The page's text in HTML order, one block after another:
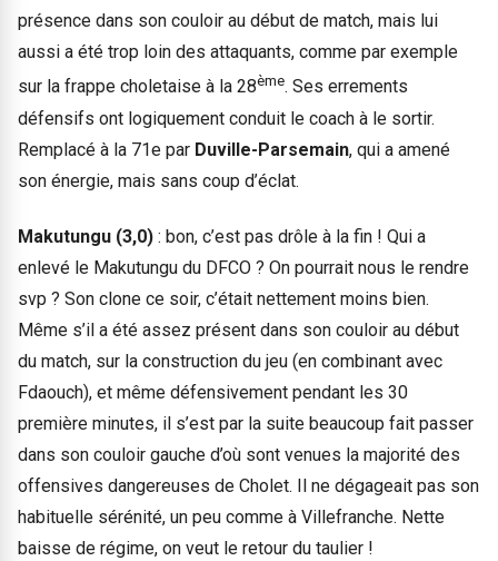
présence dans son couloir au début de match, mais lui
aussi a été trop loin des attaquants, comme par exemple
sur la frappe choletaise à la 28ème. Ses errements
défensifs ont logiquement conduit le coach à le sortir.
Remplacé à la 71e par Duville-Parsemain, qui a amené
son énergie, mais sans coup d’éclat.
Makutungu (3,0) : bon, c’est pas drôle à la fin ! Qui a
enlevé le Makutungu du DFCO ? On pourrait nous le rendre
svp ? Son clone ce soir, c’était nettement moins bien.
Même s’il a été assez présent dans son couloir au début
du match, sur la construction du jeu (en combinant avec
Fdaouch), et même défensivement pendant les 30
première minutes, il s’est par la suite beaucoup fait passer
dans son couloir gauche d’où sont venues la majorité des
offensives dangereuses de Cholet. Il ne dégageait pas son
habituelle sérénité, un peu comme à Villefranche. Nette
baisse de régime, on veut le retour du taulier !